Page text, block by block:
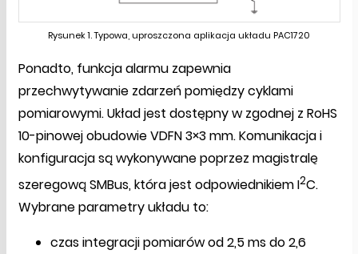
Rysunek 1. Typowa, uproszczona aplikacja układu PAC1720
Ponadto, funkcja alarmu zapewnia
przechwytywanie zdarzeń pomiędzy cyklami
pomiarowymi. Układ jest dostępny w zgodnej z RoHS
10-pinowej obudowie VDFN 3×3 mm. Komunikacja i
konfiguracja są wykonywane poprzez magistralę
szeregową SMBus, która jest odpowiednikiem I2C.
Wybrane parametry układu to:
czas integracji pomiarów od 2,5 ms do 2,6